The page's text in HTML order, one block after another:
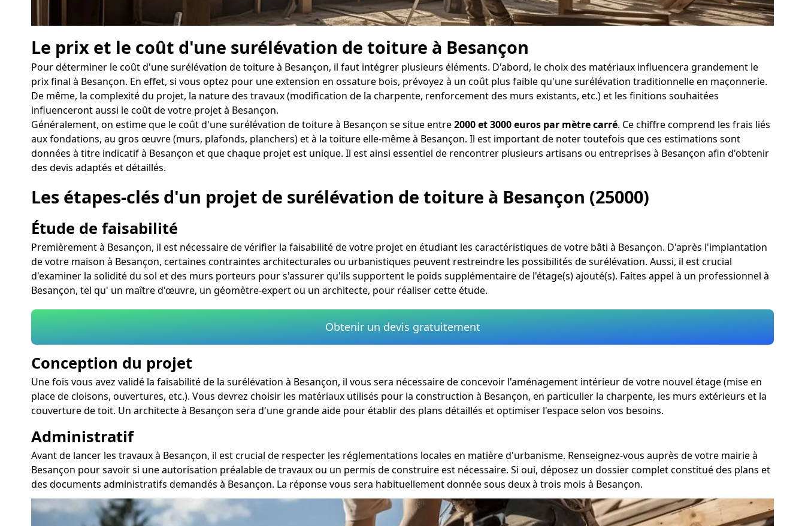
Le prix et le coût d'une surélévation de toiture à Besançon
Pour déterminer le coût d'une surélévation de toiture à Besançon, il faut intégrer plusieurs éléments. D'abord, le choix des matériaux influencera grandement le
prix final à Besançon. En effet, si vous optez pour une extension en ossature bois, prévoyez à un coût plus faible qu'une surélévation traditionnelle en maçonnerie.
De même, la complexité du projet, la nature des travaux (modification de la charpente, renforcement des murs existants, etc.) et les finitions souhaitées
influenceront aussi le coût de votre projet à Besançon.
Généralement, on estime que le coût d'une surélévation de toiture à Besançon se situe entre2000 et 3000 euros par mètre carré. Ce chiffre comprend les frais liés
aux fondations, au gros œuvre (murs, plafonds, planchers) et à la toiture elle-même à Besançon. Il est important de noter toutefois que ces estimations sont
données à titre indicatif à Besançon et que chaque projet est unique. Il est ainsi essentiel de rencontrer plusieurs artisans ou entreprises à Besançon afin d'obtenir
des devis adaptés et détaillés.
Les étapes-clés d'un projet de surélévation de toiture à Besançon (25000)
Étude de faisabilité
Premièrement à Besançon, il est nécessaire de vérifier la faisabilité de votre projet en étudiant les caractéristiques de votre bâti à Besançon. D'après l'implantation
de votre maison à Besançon, certaines contraintes architecturales ou urbanistiques peuvent restreindre les possibilités de surélévation. Aussi, il est crucial
d'examiner la solidité du sol et des murs porteurs pour s'assurer qu'ils supportent le poids supplémentaire de l'étage(s) ajouté(s). Faites appel à un professionnel à
Besançon, tel qu' un maître d'œuvre, un géomètre-expert ou un architecte, pour réaliser cette étude.
Obtenir un devis gratuitement
Conception du projet
Une fois vous avez validé la faisabilité de la surélévation à Besançon, il vous sera nécessaire de concevoir l'aménagement intérieur de votre nouvel étage (mise en
place de cloisons, ouvertures, etc.). Vous devrez choisir les matériaux utilisés pour la construction à Besançon, en particulier la charpente, les murs extérieurs et la
couverture de toit. Un architecte à Besançon sera d'une grande aide pour établir des plans détaillés et optimiser l'espace selon vos besoins.
Administratif
Avant de lancer les travaux à Besançon, il est crucial de respecter les réglementations locales en matière d'urbanisme. Renseignez-vous auprès de votre mairie à
Besançon pour savoir si une autorisation préalable de travaux ou un permis de construire est nécessaire. Si oui, déposez un dossier complet constitué des plans et
des documents administratifs demandés à Besançon. La réponse vous sera habituellement donnée sous deux à trois mois à Besançon.